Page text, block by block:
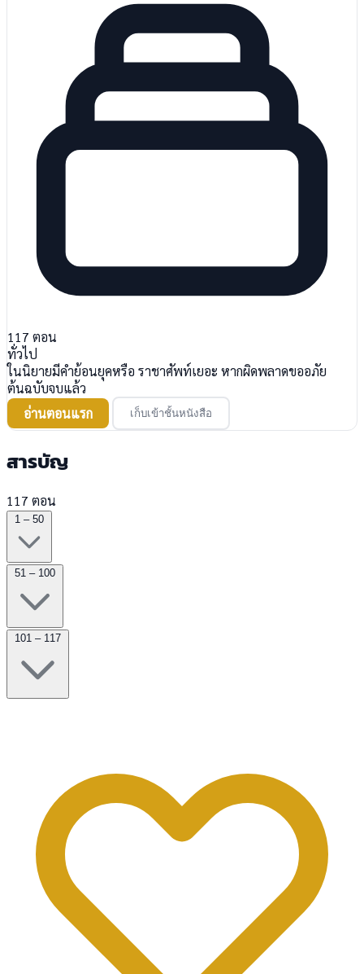
117 ตอน
ทั่วไป
ในนิยายมีคำย้อนยุคหรือ ราชาศัพท์เยอะ หากผิดพลาดขออภัย
ต้นฉบับจบแล้ว
อ่านตอนแรก
เก็บเข้าชั้นหนังสือ
สารบัญ
117 ตอน
1 – 50
51 – 100
101 – 117